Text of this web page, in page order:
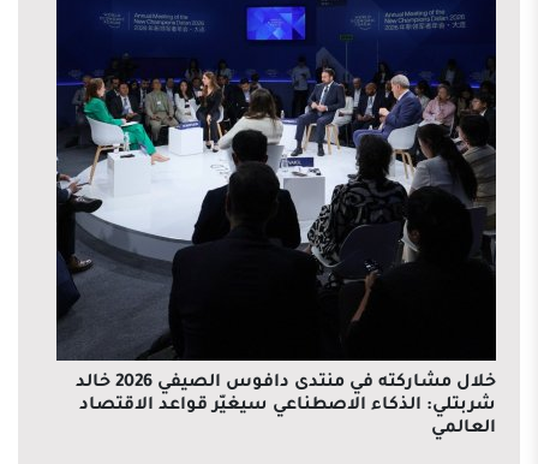
خلال مشاركته في منتدى دافوس الصيفي 2026 خالد
شربتلي: الذكاء الاصطناعي سيغيّر قواعد الاقتصاد
العالمي